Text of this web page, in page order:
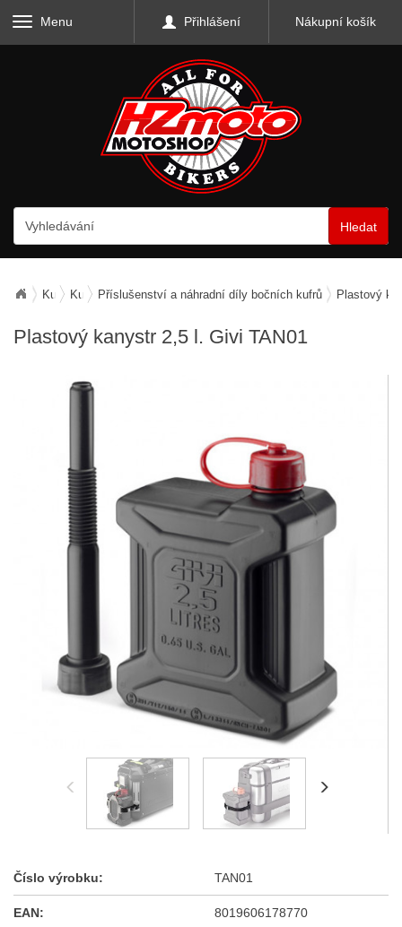
Menu Přihlášení Nákupní košík
Hledat
Kufry, zavazadla, nosiče
Kufry bočníPříslušenství a náhradní díly bočních kufrů Plastový
Plastový kanystr 2,5 l. Givi TAN01
Číslo výrobku: TAN01
EAN: 8019606178770